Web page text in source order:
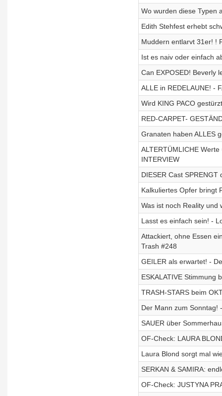
Wo wurden diese Typen
Edith Stehfest erhebt
Muddern entlarvt 31er! !
Ist es naiv oder einfach
Can EXPOSED! Beverly
ALLE in REDELAUNE! -
Wird KING PACO
RED-CARPET-
Granaten haben ALLES
ALTERTÜMLICHE
INTERVIEW
DIESER Cast
Kalkuliertes Opfer bringt
Was ist noch Reality und
Lasst es einfach sein! -
Attackiert, ohne Essen
Trash #248
GEILER als erwartet! -
ESKALATIVE Stimmung
TRASH-STARS beim
Der Mann zum Sonntag!
SAUER über
OF-Check: LAURA
Laura Blond sorgt mal
SERKAN & SAMIRA:
OF-Check: JUSTYNA